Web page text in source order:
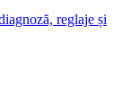
reglaje și